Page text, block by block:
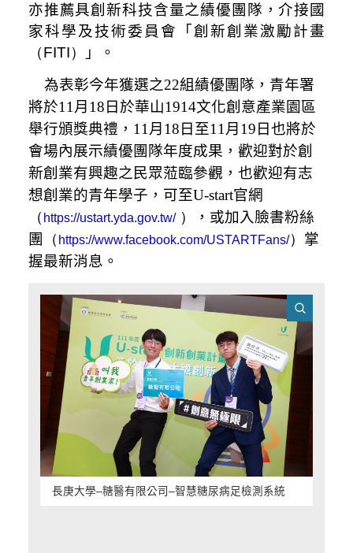
亦推薦具創新科技含量之績優團隊，介接國
家科學及技術委員會「創新創業激勵計畫
（FITI）
」。
為表彰今年獲選之22組績優團隊，青年署
將於11 月 18日於華山1914文化創意產業園區
舉行頒獎典禮， 11 月 18日至11 月 19日也將於
會場內展示績優團隊年度成果，歡迎對於創
新創業有興趣之民眾蒞臨參觀 ，也歡迎有志
想創業的青年學子，可至U-start官網
（ https://ustart.yda.gov.tw/）
，或加入臉書粉絲
團
（ https://www.facebook.com/USTARTFans/） 掌
握最新消息。
長庚大學–糖醫有限公司–智慧糖尿病足檢測系統